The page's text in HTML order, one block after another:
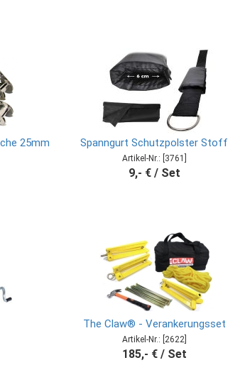
25mm Spanngurt Schutzpolster Stoff
Artikel-Nr.: [3761]
9,- € / Set
The Claw® - Verankerungsset
Artikel-Nr.: [2622]
185,- € / Set